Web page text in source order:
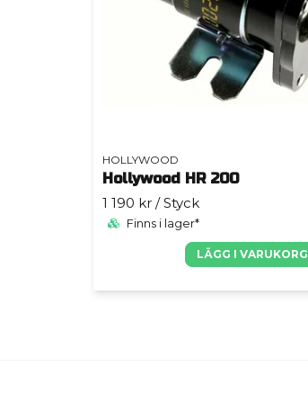
HOLLYWOOD
Hollywood HR 200
1 190 kr / Styck
Finns i lager*
LÄGG I